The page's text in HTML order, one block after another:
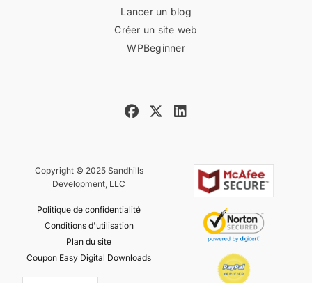
Lancer un blog
Créer un site web
WPBeginner
Copyright © 2025 Sandhills
Development, LLC
Politique de confidentialité
Conditions d'utilisation
Plan du site
Coupon Easy Digital Downloads